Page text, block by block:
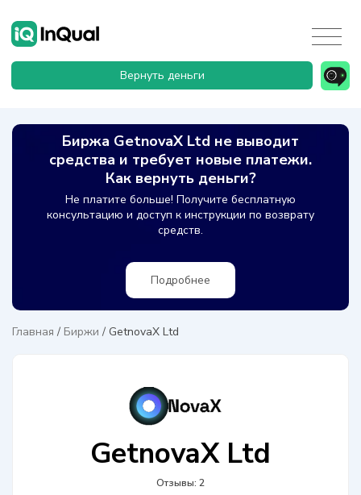
Вернуть деньги
Биржа GetnovaX Ltd не выводит
средства и требует новые платежи.
Как вернуть деньги?
Не платите больше! Получите бесплатную
консультацию и доступ к инструкции по возврату
средств.
Подробнее
Главная / Биржи / GetnovaX Ltd
GetnovaX Ltd
Отзывы: 2